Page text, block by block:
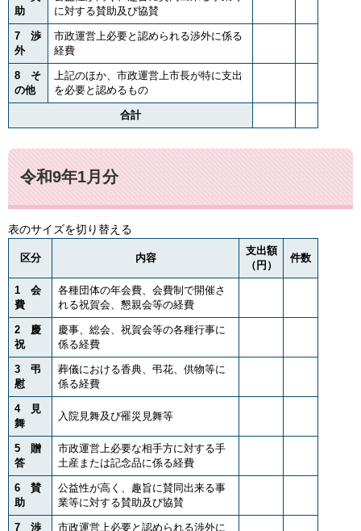
助
に対する賛助及び協賛
7 渉
外
市政運営上必要と認められる渉外に係る
経費
8 そ
の他
上記のほか、市政運営上市長が特に支出
を必要と認めるもの
合計
令和9年1月分
表のサイズを切り替える
区分 内容
支出額
（円）
件数
1 会
費
各種団体の年会費、会費制で開催さ
れる祝賀会、懇親会等の経費
2 慶
祝
慶事、総会、祝賀会等の各種行事に
係る経費
3 弔
慰
葬儀における香典、弔花、供物等に
係る経費
4 見
舞
入院見舞及び罹災見舞等
5 贈
答
市政運営上必要な相手方に対する手
土産または記念品に係る経費
6 賛
助
公益性が高く、趣旨に賛同出来る事
業等に対する賛助及び協賛
7 渉
市政運営上必要と認められる渉外に